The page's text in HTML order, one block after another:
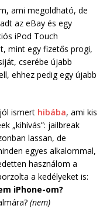
ami megoldható, de
az eBay és egy
iPod Touch
mint egy fizetős progi,
cserébe újabb
ehhez pedig egy újabb
ismert hibába, ami kis
„kihívás”: jailbreak
lassan, de
egyes alkalommal,
használom a
a kedélyeket is:
iPhone-om?
(nem)